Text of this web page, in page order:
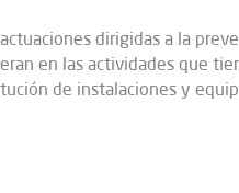
dirigidas a la
en las actividades que
de instalaciones y